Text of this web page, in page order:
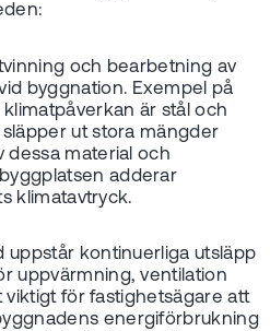
och bearbetning av
byggnation. Exempel på
är stål och
ut stora mängder
dessa material och
adderar
klimatavtryck.
uppstår kontinuerliga utsläpp
uppvärmning, ventilation
viktigt för fastighetsägare att
energiförbrukning